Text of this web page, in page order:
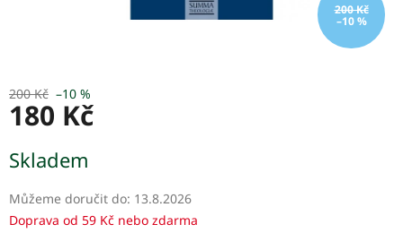
200 Kč
–10 %
200 Kč –10 %
180 Kč
cena:
Skladem
Můžeme doručit do: 13.8.2026
Doprava od 59 Kč nebo zdarma